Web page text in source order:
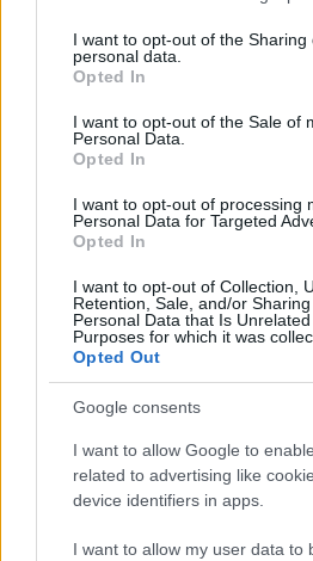
not limited to your visit or usage
grant or deny consent to Google
use your data for below specified
consent section.
I want to opt-out of the Sharing
personal data.
Opted In
I want to opt-out of the Sale of
Personal Data.
Opted In
I want to opt-out of processing
Personal Data for Targeted
Opted In
I want to opt-out of Collection,
Retention, Sale, and/or
Personal Data that Is
Purposes for which it was
Opted Out
Google consents
I want to allow Google to
related to advertising like
device identifiers in apps.
I want to allow my user data to
Εξήγησε, τέλος, πως εάν, από
μπει σταυρός στο ψηφοδέλτιο,
δικαστικού αντιπροσώπου να
«Νεκροί σε κλάσμα του
τις τελευταίες στιγμές των
Κ. Μητσοτάκης: Την Κυριακή ο
να ψηφίσει -Το εκλογικό
προεξοφληθεί
Σκότωσε την Αναστάζια στα
-Ήθελε να τη βιάσει,